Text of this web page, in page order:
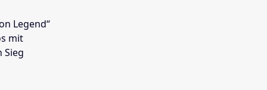
Legend“
mit
Sieg